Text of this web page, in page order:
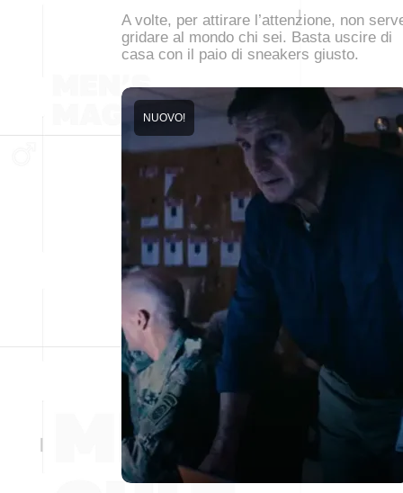
A volte, per attirare l’attenzione, non
gridare al mondo chi sei. Basta uscire di
casa con il paio di sneakers giusto.
NUOVO!